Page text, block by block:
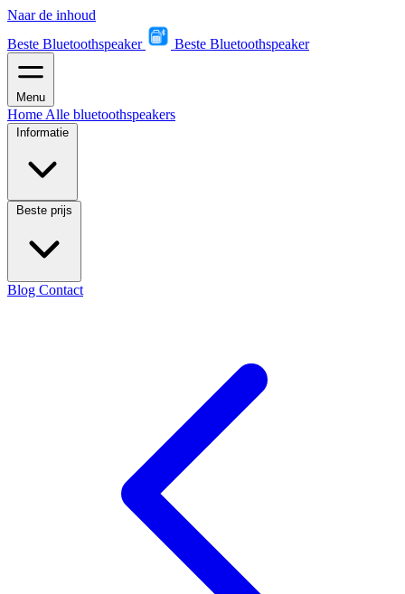
Naar de inhoud
Beste Bluetoothspeaker
Beste Bluetoothspeaker
Menu
Home Alle bluetoothspeakers
Informatie
Beste prijs
Blog Contact